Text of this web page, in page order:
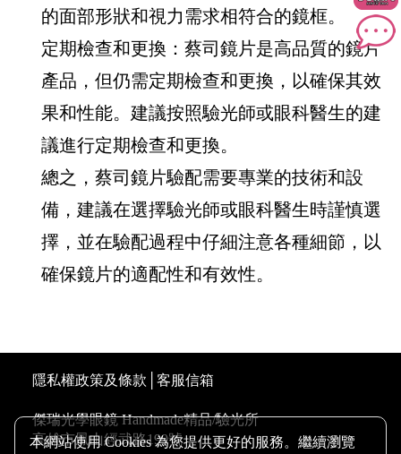
本網站使用 Cookies 為您提供更好的服務。繼續瀏覽
的面部形狀和視力需求相符合的鏡框。
定期檢查和更換：蔡司鏡片是高品質的鏡片
產品，但仍需定期檢查和更換，以確保其效
果和性能。建議按照驗光師或眼科醫生的建
議進行定期檢查和更換。
總之，蔡司鏡片驗配需要專業的技術和設
備，建議在選擇驗光師或眼科醫生時謹慎選
擇，並在驗配過程中仔細注意各種細節，以
確保鏡片的適配性和有效性。
隱私權政策及條款 客服信箱
傑瑞光學眼鏡 Handmade精品/驗光所
高雄市鳳山經武路199號